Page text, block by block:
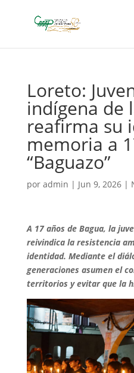
Loreto:
indígena de
reafirma su
memoria a
“Baguazo”
por admin | Jun 9, 2026|
A 17 años de Bagua, la
reivindica la resistencia
identidad. Mediante el
generaciones asumen el
territorios y evitar que la